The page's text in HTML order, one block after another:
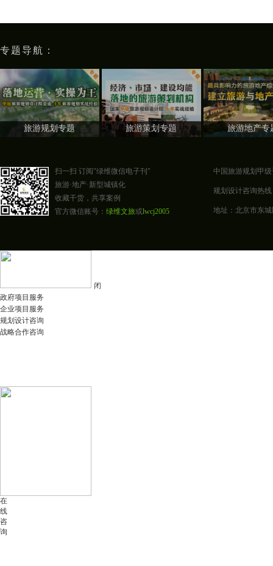
专题导航：
旅游规划专题 旅游策划专题 旅游地产专
扫一扫 订阅"绿维微信电子刊"
旅游·地产·新型城镇化
收藏干货，共享案例
官方微信账号： 绿维文旅或lwcj2005
中国旅游规划甲
规划设计咨询热线
地址：北京市东城
闭
政府项目服务
企业项目服务
规划设计咨询
战略合作咨询
在
线
咨
询